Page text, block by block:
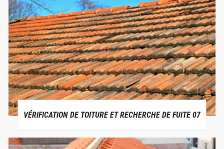
VÉRIFICATION DE TOITURE ET RECHERCHE DE FUITE 07